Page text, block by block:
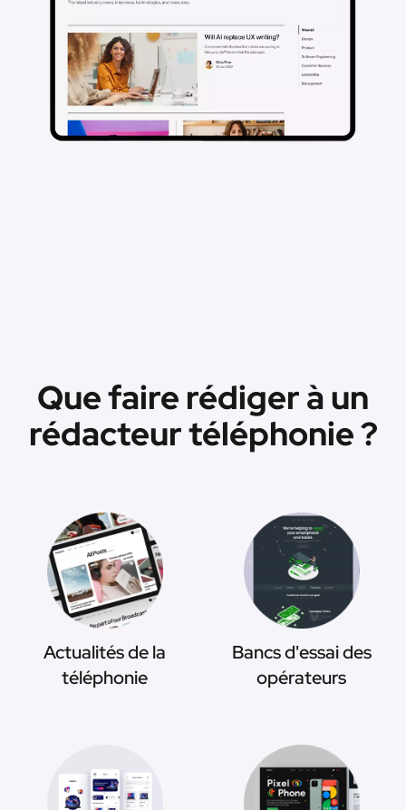
Que faire rédiger à un
rédacteur téléphonie ?
Actualités de la
téléphonie
Bancs d'essai des
opérateurs